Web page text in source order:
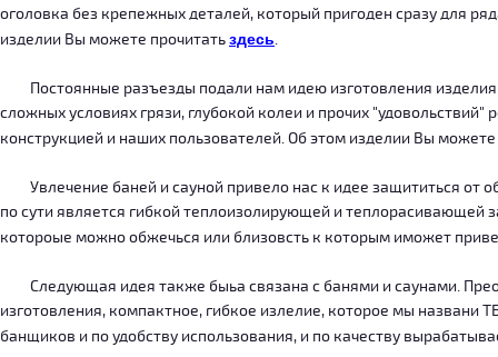
оголовка без крепежных деталей, который пригоден сразу для
изделии Вы можете прочитатьздесь.
Постоянные разъезды подали нам идею изготовления
сложных условиях грязи, глубокой колеи и прочих
конструкцией и наших пользователей. Об этом изделии Вы
Увлечение баней и сауной привело нас к идее защититься от
по сути является гибкой теплоизолирующей и теплорасивающей
котороые можно обжечься или близовсть к которым иможет
Следующая идея также быьа связана с банями и саунами.
изготовления, компактное, гибкое излелие, которое мы
банщиков и по удобству использования, и по качеству